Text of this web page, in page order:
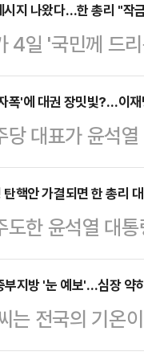
면하게 됐다.
표와는 달리 빠
중심으로 국면
르면, 한 대표를
후 즉시 국회
지 나왔다…한 총리 "작
4일 '국민께 드
여 책임을 통감
사태 이후 나
에 전달한 메시
다.그는 "이 시
없이 유지되도
순간까지 국
폭'에 대권 장밋빛?…이재
당 대표가 윤석
추 추진' 등 현
크 현실화'로
이 붙지 않았던
치권 안팎에선
수 있을 지를
이날 윤 대통령
핵안 가결되면 한 총리
도한 윤석열 대
직무정지 상태
주당·조국혁신
자정 이후 국회
회 보고된 뒤
부지방 '눈 예보'…심장 약
는 전국의 기온
국 산둥반도 부